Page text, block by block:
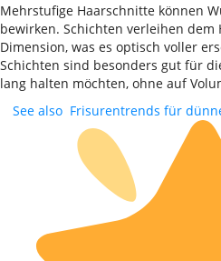
Mehrstufige Haarschnitte können
bewirken. Schichten verleihen dem
Dimension, was es optisch voller
Schichten sind besonders gut für
lang halten möchten, ohne auf
See also Frisurentrends für